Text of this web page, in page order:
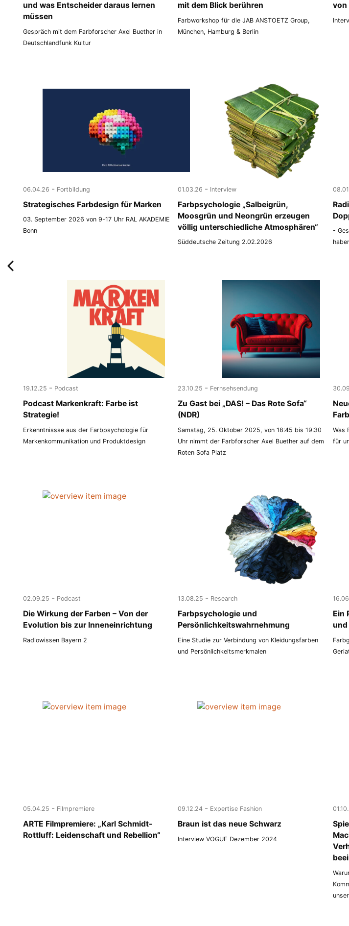
und was Entscheider daraus lernen
müssen
Gespräch mit dem Farbforscher Axel Buether in
Deutschlandfunk Kultur
mit dem Blick berühren
Farbworkshop für die JAB ANSTOETZ Group,
München, Hamburg & Berlin
von
06.04.26 - Fortbildung
Strategisches Farbdesign für Marken
03. September 2026 von 9-17 Uhr RAL AKADEMIE
Bonn
01.03.26 - Interview
Farbpsychologie „Salbeigrün,
Moosgrün und Neongrün erzeugen
völlig unterschiedliche Atmosphären“
Süddeutsche Zeitung 2.02.2026
-
19.12.25 - Podcast
Podcast Markenkraft: Farbe ist
Strategie!
Erkenntnissse aus der Farbpsychologie für
Markenkommunikation und Produktdesign
23.10.25 - Fernsehsendung
Zu Gast bei „DAS! – Das Rote Sofa“
(NDR)
Samstag, 25. Oktober 2025, von 18:45 bis 19:30
Uhr nimmt der Farbforscher Axel Buether auf dem
Roten Sofa Platz
Was
für
02.09.25 - Podcast
Die Wirkung der Farben – Von der
Evolution bis zur Inneneinrichtung
Radiowissen Bayern 2
13.08.25 - Research
Farbpsychologie und
Persönlichkeitswahrnehmung
Eine Studie zur Verbindung von Kleidungsfarben
und Persönlichkeitsmerkmalen
Ein
und
05.04.25 - Filmpremiere
ARTE Filmpremiere: „Karl Schmidt-
Rottluff: Leidenschaft und Rebellion“
09.12.24 - Expertise Fashion
Braun ist das neue Schwarz
Interview VOGUE Dezember 2024